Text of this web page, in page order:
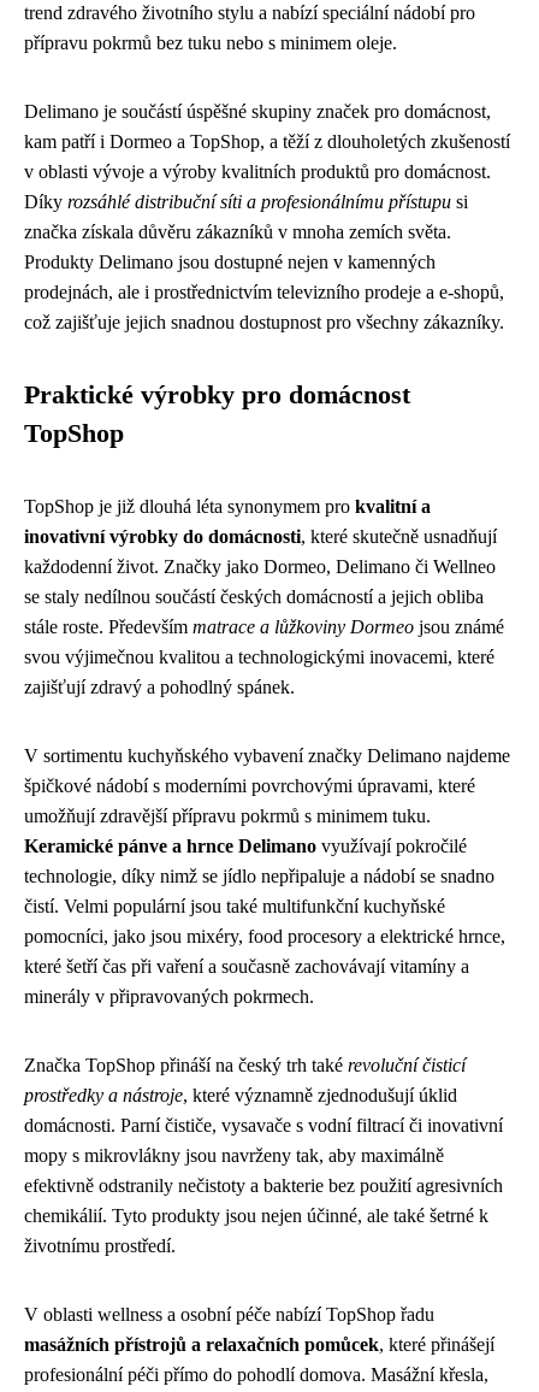
trend zdravého životního stylu a nabízí speciální nádobí pro
přípravu pokrmů bez tuku nebo s minimem oleje.
Delimano je součástí úspěšné skupiny značek pro domácnost,
kam patří i Dormeo a TopShop, a těží z dlouholetých zkušeností
v oblasti vývoje a výroby kvalitních produktů pro domácnost.
Díky rozsáhlé distribuční síti a profesionálnímu přístupu si
značka získala důvěru zákazníků v mnoha zemích světa.
Produkty Delimano jsou dostupné nejen v kamenných
prodejnách, ale i prostřednictvím televizního prodeje a e-shopů,
což zajišťuje jejich snadnou dostupnost pro všechny zákazníky.
Praktické výrobky pro domácnost
TopShop
TopShop je již dlouhá léta synonymem pro kvalitní a
inovativní výrobky do domácnosti, které skutečně usnadňují
každodenní život. Značky jako Dormeo, Delimano či Wellneo
se staly nedílnou součástí českých domácností a jejich obliba
stále roste. Především matrace a lůžkoviny Dormeo jsou známé
svou výjimečnou kvalitou a technologickými inovacemi, které
zajišťují zdravý a pohodlný spánek.
V sortimentu kuchyňského vybavení značky Delimano najdeme
špičkové nádobí s moderními povrchovými úpravami, které
umožňují zdravější přípravu pokrmů s minimem tuku.
Keramické pánve a hrnce Delimano využívají pokročilé
technologie, díky nimž se jídlo nepřipaluje a nádobí se snadno
čistí. Velmi populární jsou také multifunkční kuchyňské
pomocníci, jako jsou mixéry, food procesory a elektrické hrnce,
které šetří čas při vaření a současně zachovávají vitamíny a
minerály v připravovaných pokrmech.
Značka TopShop přináší na český trh také revoluční čisticí
prostředky a nástroje, které významně zjednodušují úklid
domácnosti. Parní čističe, vysavače s vodní filtrací či inovativní
mopy s mikrovlákny jsou navrženy tak, aby maximálně
efektivně odstranily nečistoty a bakterie bez použití agresivních
chemikálií. Tyto produkty jsou nejen účinné, ale také šetrné k
životnímu prostředí.
V oblasti wellness a osobní péče nabízí TopShop řadu
masážních přístrojů a relaxačních pomůcek, které přinášejí
profesionální péči přímo do pohodlí domova. Masážní křesla,